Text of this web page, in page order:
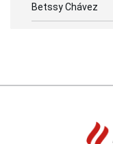
Betssy Chávez